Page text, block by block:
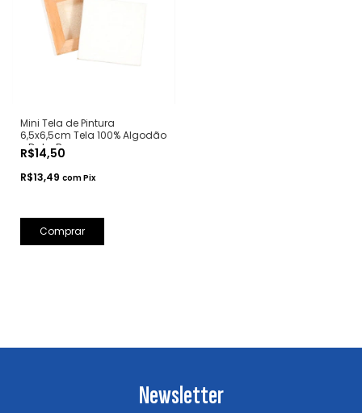
Mini Tela de Pintura
6,5x6,5cm Tela 100% Algodão
- Daler Rowney
R$14,50
R$13,49 comPix
Newsletter